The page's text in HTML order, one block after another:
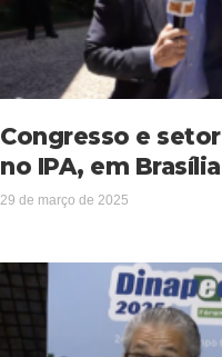
Congresso e
no IPA, em Brasília
29 de março de 2025